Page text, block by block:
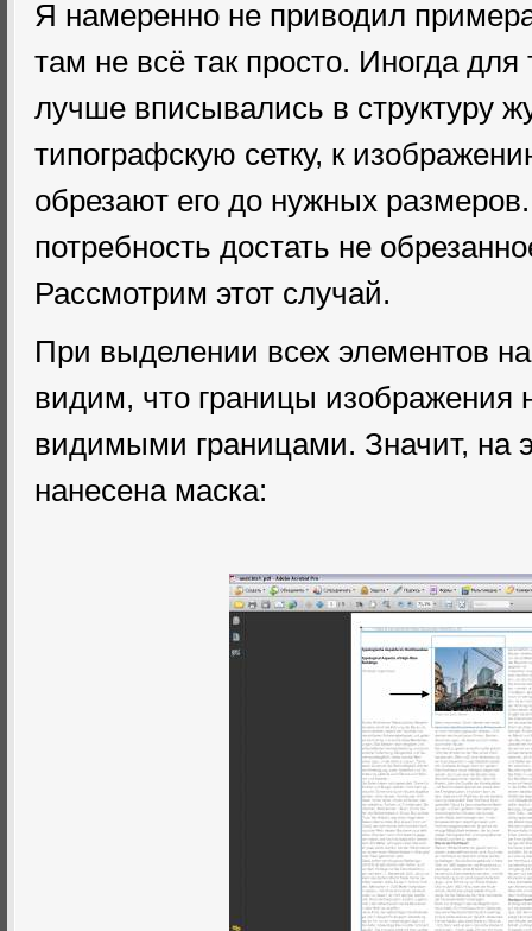
Я намеренно не приводил
там не всё так просто. Иногда
лучше вписывались в структуру
типографскую сетку, к
обрезают его до нужных
потребность достать не
Рассмотрим этот случай.
При выделении всех элементов
видим, что границы изображения
видимыми границами. Значит, на
нанесена маска: